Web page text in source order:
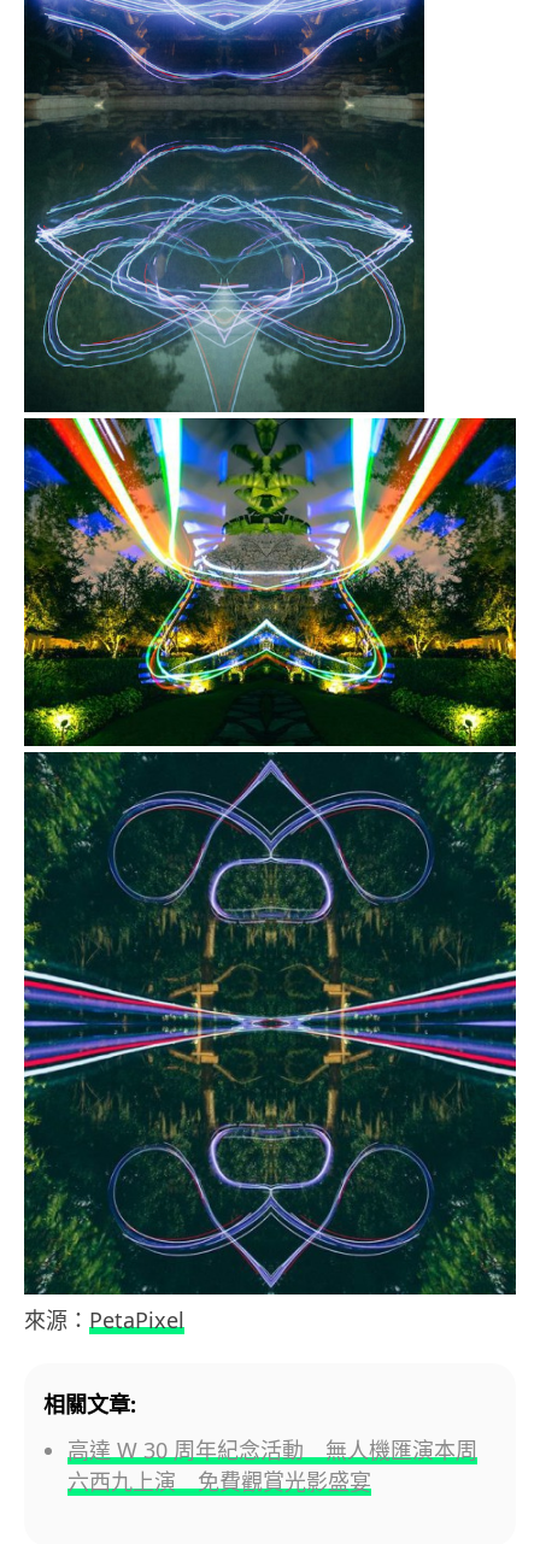
來源： PetaPixel
相關文章:
高達 W 30 周年紀念活動 無人機匯演本周
六西九上演 免費觀賞光影盛宴